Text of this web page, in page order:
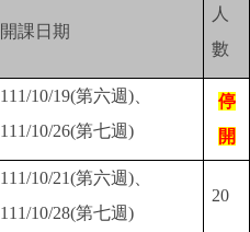
開課日期
人
數
111/10/19(第六週)、
111/10/26(第七週)
停
開
111/10/21(第六週)、
111/10/28(第七週)
20